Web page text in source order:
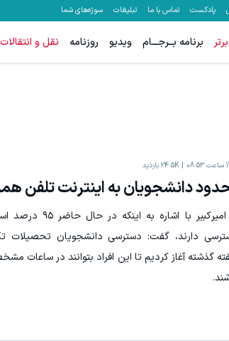
پادکست تماس با ما تبلیغات سوژه‌های شما
برنامه بــرجـــام ویدیو روزنامه نقل و انتقالات
24.5K بازدید
دانشجویان به اینترنت تلفن
رئیس دانشگاه صنعتی امیرکبیر با
دارند، گفت: دسترسی دانشجویان تحصیلات
گذشته آغاز کردیم تا این افراد بتوانند در ساعات
گوگل سود کسب کنی؟